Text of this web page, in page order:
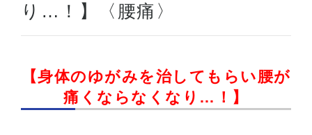
り…！】〈腰痛〉
【身体のゆがみを治してもらい腰が
痛くならなくなり …！】